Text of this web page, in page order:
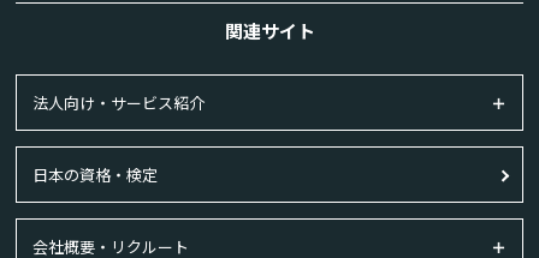
関連サイト
法人向け・サービス紹介
日本の資格・検定
会社概要・リクルート